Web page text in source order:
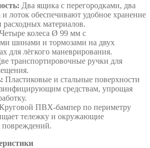
Два ящика с перегородками, два
лоток обеспечивают удобное хранение
расходных материалов.
Четыре колеса Ø 99 мм с
шинами и тормозами на двух
для лёгкого маневрирования.
транспортировочные ручки для
Пластиковые и стальные поверхности
средствам, упрощая
ПВХ-бампер по периметру
тележку и окружающие
повреждений.